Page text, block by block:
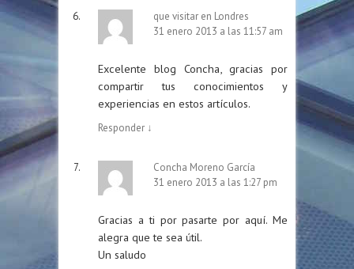
que visitar en Londres
31 enero 2013 a las 11:57 am
Excelente blog Concha, gracias por
compartir tus conocimientos y
experiencias en estos artículos.
Responder ↓
Concha Moreno García
31 enero 2013 a las 1:27 pm
Gracias a ti por pasarte por aquí. Me
alegra que te sea útil.
Un saludo